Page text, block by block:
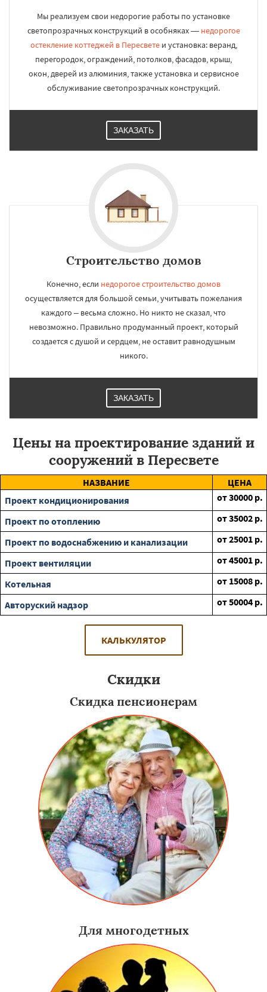
Мы реализуем свои недорогие работы по установке
светопрозрачных конструкций в особняках — недорогое
остекление коттеджей в Пересветеи установка: веранд,
перегородок, ограждений, потолков, фасадов, крыш,
окон, дверей из алюминия, также установка и сервисное
обслуживание светопрозрачных конструкций.
ЗАКАЗАТЬ
Строительство домов
Конечно, если недорогое строительство домов
осуществляется для большой семьи, учитывать пожелания
каждого – весьма сложно. Но никто не сказал, что
невозможно. Правильно продуманный проект, который
создается с душой и сердцем, не оставит равнодушным
никого.
ЗАКАЗАТЬ
Цены на проектирование зданий и
сооружений в Пересвете
НАЗВАНИЕ
ЦЕНА
Проект кондиционирования
от30000 р.
Проект по отоплению
от35002 р.
Проект по водоснабжению и канализации
от25001 р.
Проект вентиляции
от45001 р.
Котельная
от 15008 р.
Авторуский надзор
от50004 р.
КАЛЬКУЛЯТОР
Скидки
Скидка пенсионерам
Для многодетных